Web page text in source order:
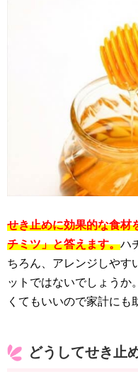
せき止めに効果的な食材
チミツ」と答えます。ハ
ちろん、アレンジしやす
ットではないでしょうか
くてもいいので家計にも
どうしてせき止